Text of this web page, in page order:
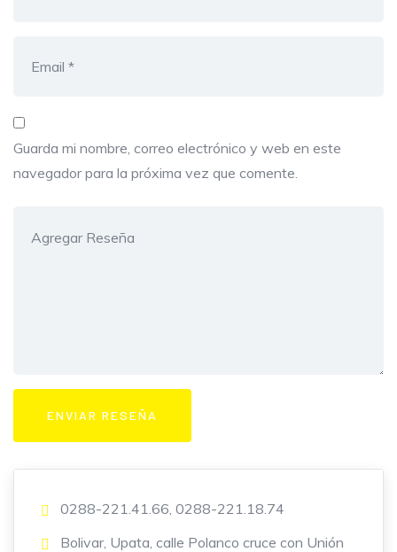
Guarda mi nombre, correo electrónico y web en este
navegador para la próxima vez que comente.
0288-221.41.66, 0288-221.18.74
Bolivar, Upata, calle Polanco cruce con Unión